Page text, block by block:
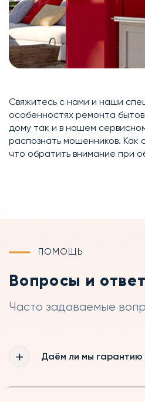
Свяжитесь с нами и наши
особенностях ремонта
дому так и в нашем
распознать мошенников. Как
что обратить внимание при
ПОМОЩЬ
Вопросы и
Часто задаваемые
Даём ли мы гарантию